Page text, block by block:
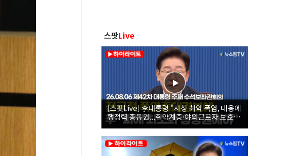
스팟Live
[스팟Live] 李대통령 "사상 최악 폭염, 대응에
행정력 총동원...취약계층·야외근로자 보호에
힘써야"｜26.08.06 제42차 대통령 주재 수석
보좌관회의